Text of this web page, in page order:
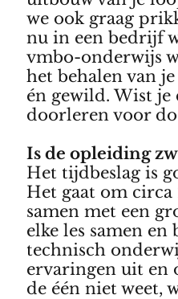
we ook graag
nu in een bedrijf
vmbo-onderwijs
het behalen van
én gewild. Wist
doorleren voor
Is de opleiding
Het tijdbeslag is
Het gaat om
samen met een
elke les samen
technisch
ervaringen uit en
de één niet weet,